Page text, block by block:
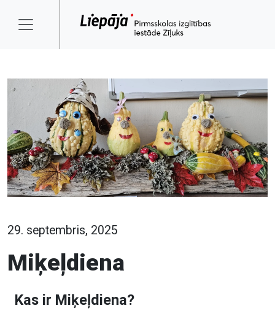
29. septembris, 2025
Miķeļdiena
Kas ir Miķeļdiena?